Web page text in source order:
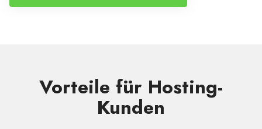
Vorteile für Hosting-
Kunden